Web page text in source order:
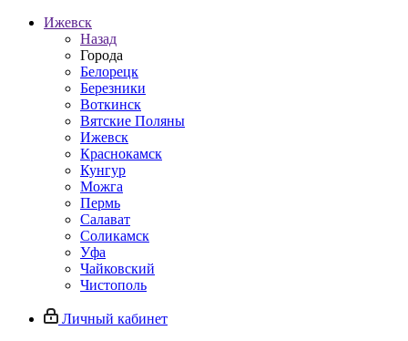
Ижевск
Назад
Города
Белорецк
Березники
Воткинск
Вятские Поляны
Ижевск
Краснокамск
Кунгур
Можга
Пермь
Салават
Соликамск
Уфа
Чайковский
Чистополь
Личный кабинет